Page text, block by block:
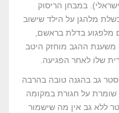
פי החוק הישראלי). במבחן הריסוק
מלהגן על הילד שישוב
מלפגוע בדלת בראשם,
משענת ההגב מוחזק היטב
שלו לאחר הפגיעה.
גב בהגנה טובה בהרבה
על חגורת במקומה
ללא גב אין מה שישמור